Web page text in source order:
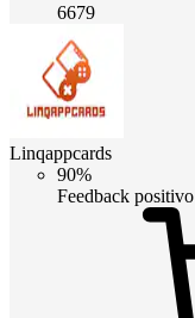
6679
Linqappcards
90%
Feedback positivo